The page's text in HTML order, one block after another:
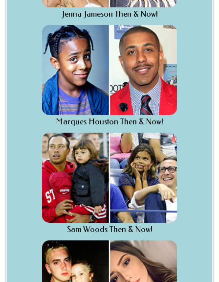
Jenna Jameson Then & Now!
Marques Houston Then & Now!
Sam Woods Then & Now!